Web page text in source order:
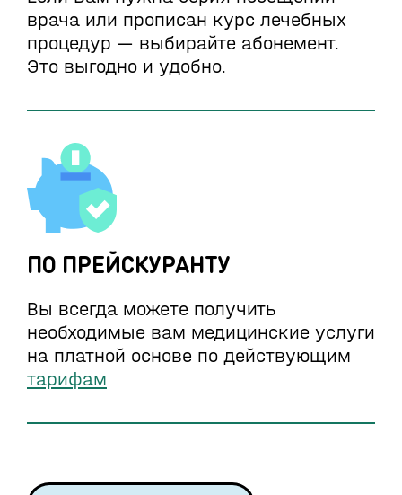
врача или прописан курс лечебных
процедур — выбирайте абонемент.
Это выгодно и удобно.
ПО ПРЕЙСКУРАНТУ
Вы всегда можете получить
необходимые вам медицинские услуги
на платной основе по действующим
тарифам